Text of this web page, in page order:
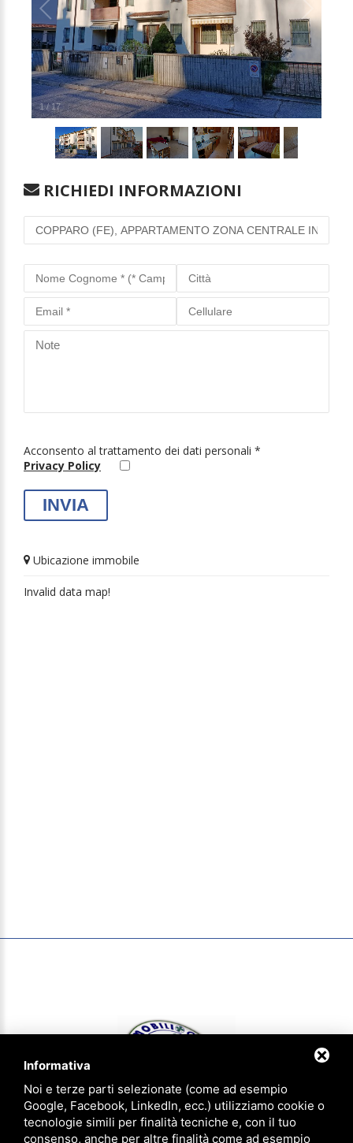
1/17
RICHIEDI INFORMAZIONI
Acconsento al trattamento dei dati personali *
Privacy Policy
Ubicazione immobile
Invalid data map!
Informativa
Noi e terze parti selezionate (come ad esempio
Google, Facebook, LinkedIn, ecc.) utilizziamo cookie o
tecnologie simili per finalità tecniche e, con il tuo
consenso, anche per altre finalità come ad esempio